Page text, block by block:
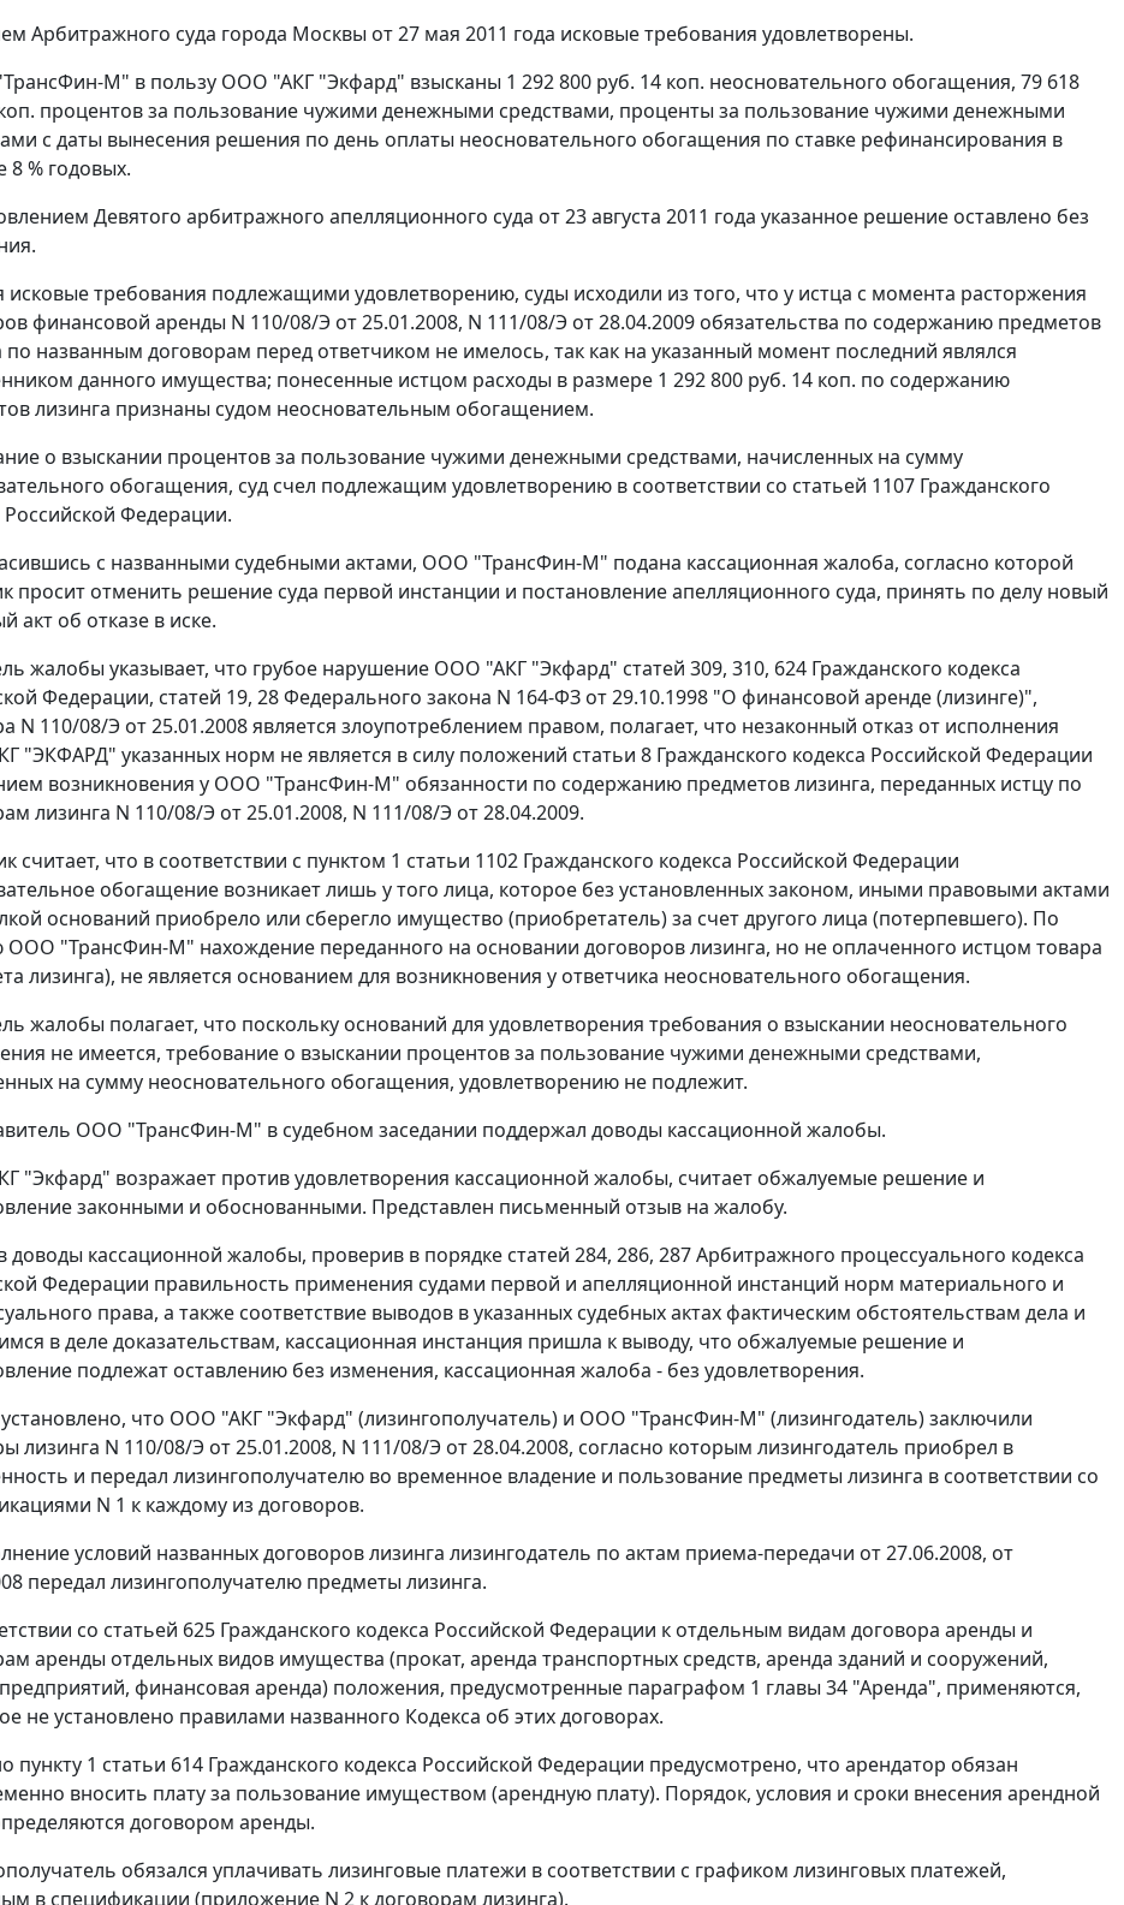
Арбитражного суда города Москвы от 27 мая 2011 года исковые требования удовлетворены.
М" в пользу ООО "АКГ "Экфард" взысканы 1 292 800 руб. 14 коп. неосновательного обогащения, 79 618
процентов за пользование чужими денежными средствами, проценты за пользование чужими денежными
с даты вынесения решения по день оплаты неосновательного обогащения по ставке рефинансирования в
8 % годовых.
Девятого арбитражного апелляционного суда от 23 августа 2011 года указанное решение оставлено без
исковые требования подлежащими удовлетворению, суды исходили из того, что у истца с момента расторжения
финансовой аренды N 110/08/Э от 25.01.2008, N 111/08/Э от 28.04.2009 обязательства по содержанию предметов
по названным договорам перед ответчиком не имелось, так как на указанный момент последний являлся
данного имущества; понесенные истцом расходы в размере 1 292 800 руб. 14 коп. по содержанию
лизинга признаны судом неосновательным обогащением.
о взыскании процентов за пользование чужими денежными средствами, начисленных на сумму
обогащения, суд счел подлежащим удовлетворению в соответствии со статьей 1107 Гражданского
Российской Федерации.
с названными судебными актами, ООО "ТрансФин-М" подана кассационная жалоба, согласно которой
просит отменить решение суда первой инстанции и постановление апелляционного суда, принять по делу новый
акт об отказе в иске.
жалобы указывает, что грубое нарушение ООО "АКГ "Экфард" статей 309, 310, 624 Гражданского кодекса
Федерации, статей 19, 28Федерального закона N 164-ФЗ от 29.10.1998 "О финансовой аренде (лизинге)",
N 110/08/Э от 25.01.2008 является злоупотреблением правом, полагает, что незаконный отказ от исполнения
"ЭКФАРД" указанных норм не является в силу положений статьи 8 Гражданского кодекса Российской Федерации
возникновения у ООО "ТрансФин-М" обязанности по содержанию предметов лизинга, переданных истцу по
лизинга N 110/08/Э от 25.01.2008, N 111/08/Э от 28.04.2009.
считает, что в соответствии с пунктом 1 статьи 1102 Гражданского кодекса Российской Федерации
обогащение возникает лишь у того лица, которое без установленных законом, иными правовыми актами
оснований приобрело или сберегло имущество (приобретатель) за счет другого лица (потерпевшего). По
"ТрансФин-М" нахождение переданного на основании договоров лизинга, но не оплаченного истцом товара
лизинга), не является основанием для возникновения у ответчика неосновательного обогащения.
жалобы полагает, что поскольку оснований для удовлетворения требования о взыскании неосновательного
не имеется, требование о взыскании процентов за пользование чужими денежными средствами,
на сумму неосновательного обогащения, удовлетворению не подлежит.
ООО "ТрансФин-М" в судебном заседании поддержал доводы кассационной жалобы.
"Экфард" возражает против удовлетворения кассационной жалобы, считает обжалуемые решение и
законными и обоснованными. Представлен письменный отзыв на жалобу.
доводы кассационной жалобы, проверив в порядке статей 284, 286, 287Арбитражного процессуального кодекса
Федерации правильность применения судами первой и апелляционной инстанций норм материального и
права, а также соответствие выводов в указанных судебных актах фактическим обстоятельствам дела и
в деле доказательствам, кассационная инстанция пришла к выводу, что обжалуемые решение и
подлежат оставлению без изменения, кассационная жалоба - без удовлетворения.
что ООО "АКГ "Экфард" (лизингополучатель) и ООО "ТрансФин-М" (лизингодатель) заключили
лизинга N 110/08/Э от 25.01.2008, N 111/08/Э от 28.04.2008, согласно которым лизингодатель приобрел в
и передал лизингополучателю во временное владение и пользование предметы лизинга в соответствии со
N 1 к каждому из договоров.
условий названных договоров лизинга лизингодатель по актам приема-передачи от 27.06.2008, от
передал лизингополучателю предметы лизинга.
со статьей 625 Гражданского кодекса Российской Федерации к отдельным видам договора аренды и
аренды отдельных видов имущества (прокат, аренда транспортных средств, аренда зданий и сооружений,
финансовая аренда) положения, предусмотренные параграфом 1 главы 34 "Аренда", применяются,
не установлено правилами названного Кодекса об этих договорах.
пункту 1 статьи 614 Гражданского кодекса Российской Федерации предусмотрено, что арендатор обязан
вносить плату за пользование имуществом (арендную плату). Порядок, условия и сроки внесения арендной
договором аренды.
обязался уплачивать лизинговые платежи в соответствии с графиком лизинговых платежей,
в спецификации (приложение N 2 к договорам лизинга).